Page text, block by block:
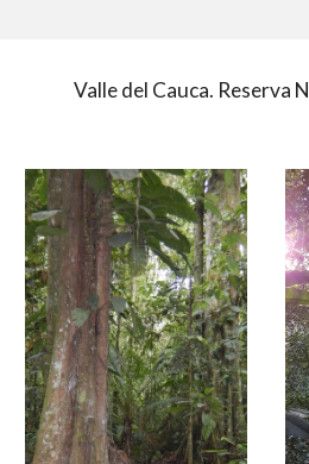
Valle del Cauca. Reserva